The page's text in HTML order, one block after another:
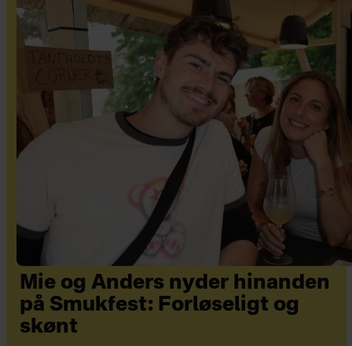
Mie og Anders nyder hinanden
på Smukfest: Forløseligt og
skønt